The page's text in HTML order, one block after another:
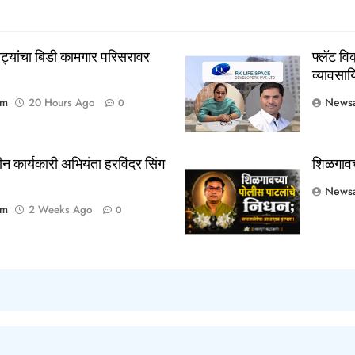
बिडी कामगार परिसरावर
20 Hours Ago 0
फ्लॅट
कार्यकारी अभियंता हरविंदर सिंग
2 Weeks Ago 0